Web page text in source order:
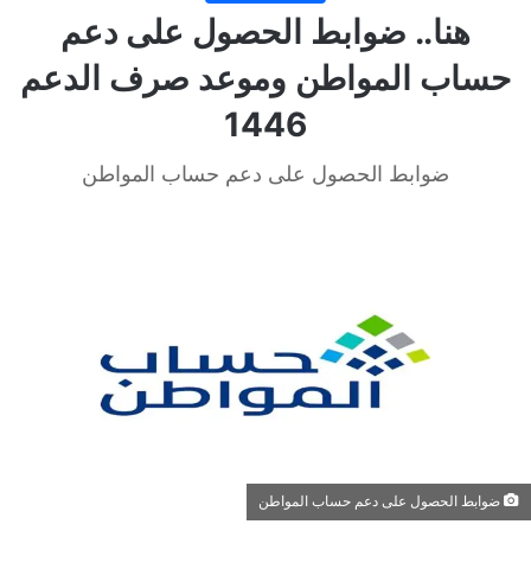
هنا.. ضوابط الحصول على دعم
حساب المواطن وموعد صرف الدعم
1446
ضوابط الحصول على دعم حساب المواطن
ضوابط الحصول على دعم حساب المواطن